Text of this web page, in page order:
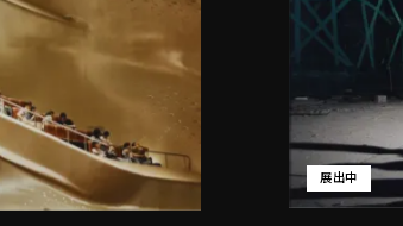
展出中